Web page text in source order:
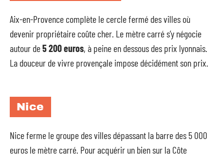
Aix-en-Provence complète le cercle fermé des villes où
devenir propriétaire coûte cher. Le mètre carré s’y négocie
autour de5 200 euros, à peine en dessous des prix lyonnais.
La douceur de vivre provençale impose décidément son prix.
Nice
Nice ferme le groupe des villes dépassant la barre des 5 000
euros le mètre carré. Pour acquérir un bien sur la Côte